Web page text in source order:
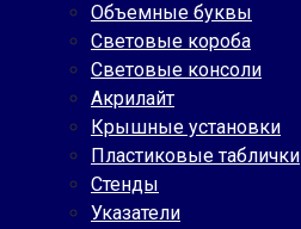
Объемные буквы
Световые короба
Световые консоли
Акрилайт
Крышные установки
Пластиковые таблички
Стенды
Указатели